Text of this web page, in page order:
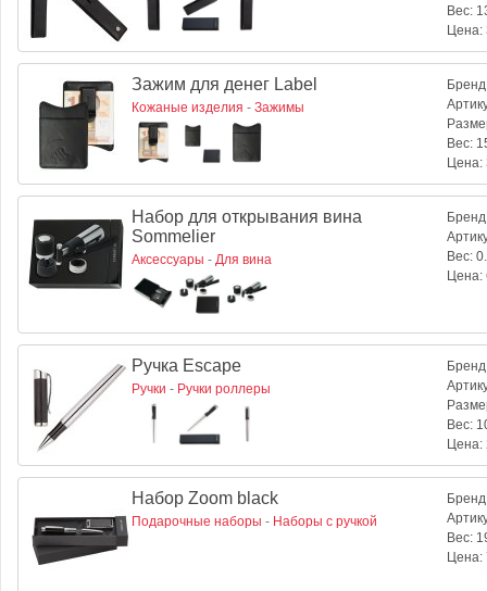
Вес:
Цена:
Зажим для денег Label
Кожаные изделия - Зажимы
Вес:
Цена:
Набор для открывания вина
Sommelier
Аксессуары - Для вина
Вес:
Цена:
Ручка Escape
Ручки - Ручки роллеры
Вес:
Цена:
Набор Zoom black
Подарочные наборы - Наборы с ручкой
Вес:
Цена: